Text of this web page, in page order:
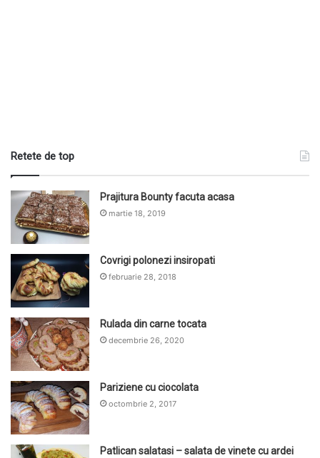
Retete de top
Prajitura Bounty facuta acasa
martie 18, 2019
Covrigi polonezi insiropati
februarie 28, 2018
Rulada din carne tocata
decembrie 26, 2020
Pariziene cu ciocolata
octombrie 2, 2017
Patlican salatasi – salata de vinete cu ardei